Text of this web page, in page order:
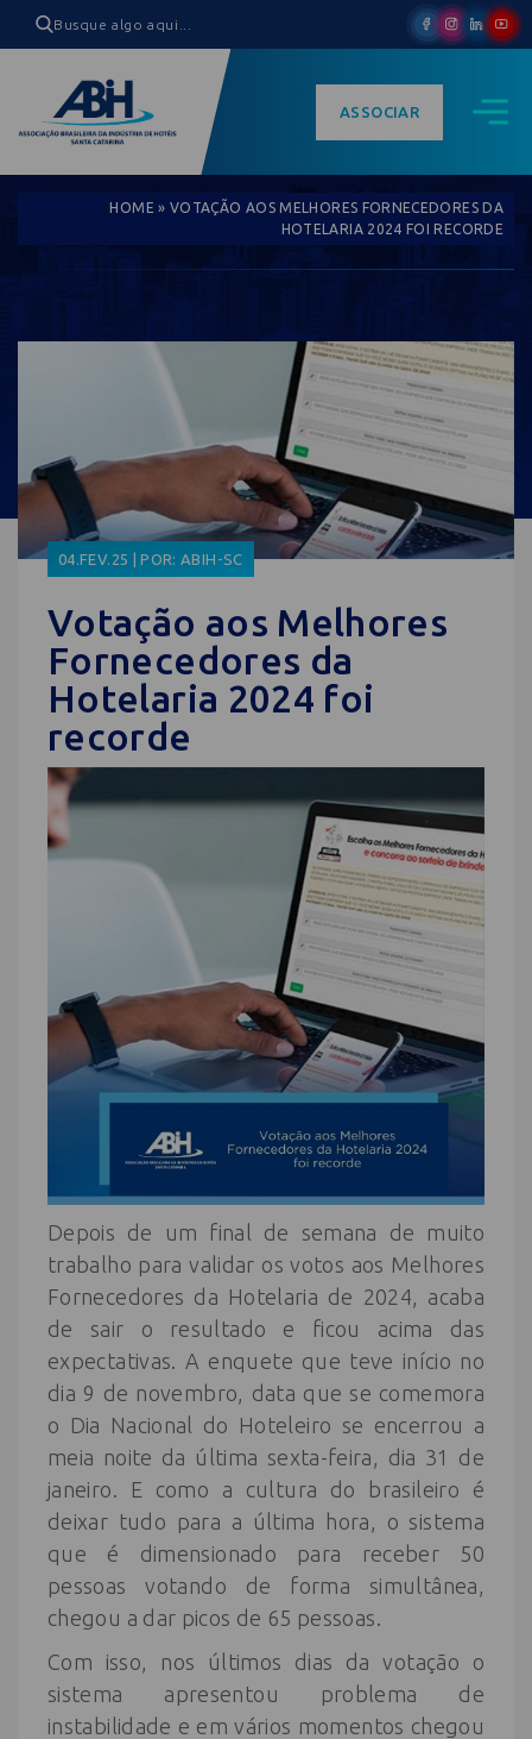
ASSOCIAR
HOME »VOTAÇÃO AOS MELHORES FORNECEDORES DA
HOTELARIA 2024 FOI RECORDE
04.FEV.25 | POR: ABIH-SC
Votação aos Melhores
Fornecedores da
Hotelaria 2024 foi
recorde
Depois de um final de semana de muito
trabalho para validar os votos aos Melhores
Fornecedores da Hotelaria de 2024, acaba
de sair o resultado e ficou acima das
expectativas. A enquete que teve início no
dia 9 de novembro, data que se comemora
o Dia Nacional do Hoteleiro se encerrou a
meia noite da última sexta-feira, dia 31 de
janeiro. E como a cultura do brasileiro é
deixar tudo para a última hora, o sistema
que é dimensionado para receber 50
pessoas votando de forma simultânea,
chegou a dar picos de 65 pessoas.
Com isso, nos últimos dias da votação o
sistema apresentou problema de
instabilidade e em vários momentos chegou